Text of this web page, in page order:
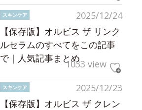
2025/12/24
スキンケア
【保存版】オルビス ザ リンク
ルセラムのすべてをこの記事
で｜人気記事まとめ1033 view
2025/12/23
スキンケア
【保存版】オルビス ザ クレン